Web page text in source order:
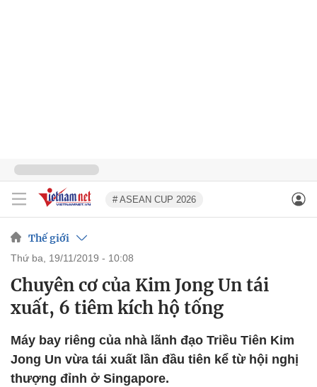
# ASEAN CUP 2026
Thế giới
thứ ba, 19/11/2019 - 10:08
Chuyên cơ của Kim Jong Un tái
xuất, 6 tiêm kích hộ tống
Máy bay riêng của nhà lãnh đạo Triều Tiên Kim
Jong Un vừa tái xuất lần đầu tiên kể từ hội nghị
thượng đỉnh ở Singapore.